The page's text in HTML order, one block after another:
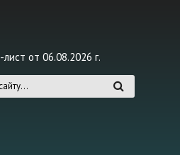
от 06.08.2026 г.